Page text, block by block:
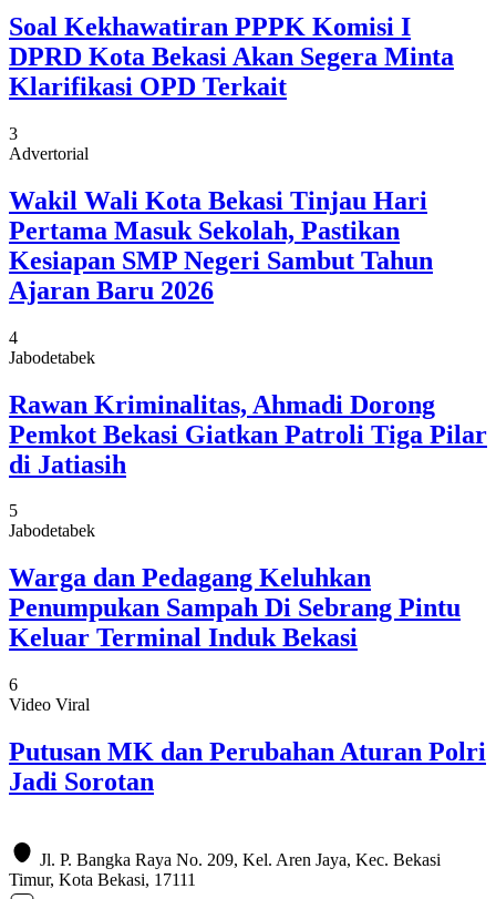
Soal Kekhawatiran PPPK Komisi I
DPRD Kota Bekasi Akan Segera Minta
Klarifikasi OPD Terkait
3
Advertorial
Wakil Wali Kota Bekasi Tinjau Hari
Pertama Masuk Sekolah, Pastikan
Kesiapan SMP Negeri Sambut Tahun
Ajaran Baru 2026
4
Jabodetabek
Rawan Kriminalitas, Ahmadi Dorong
Pemkot Bekasi Giatkan Patroli Tiga Pilar
di Jatiasih
5
Jabodetabek
Warga dan Pedagang Keluhkan
Penumpukan Sampah Di Sebrang Pintu
Keluar Terminal Induk Bekasi
6
Video Viral
Putusan MK dan Perubahan Aturan Polri
Jadi Sorotan
Jl. P. Bangka Raya No. 209, Kel. Aren Jaya, Kec. Bekasi
Timur, Kota Bekasi, 17111